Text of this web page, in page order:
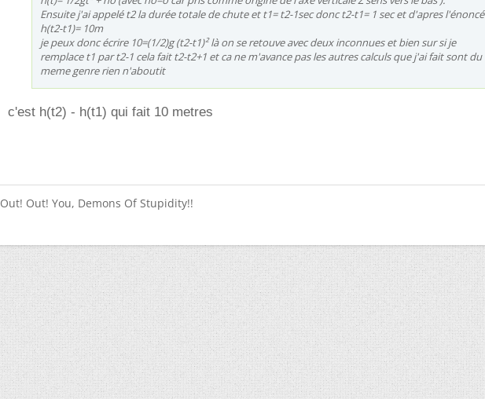
Ensuite j'ai appelé t2 la durée totale de chute et t1= t2-1sec donc t2-t1= 1 sec et d'apres l'énoncé
h(t2-t1)= 10m
je peux donc écrire 10=(1/2)g (t2-t1)² là on se retouve avec deux inconnues et bien sur si je
remplace t1 par t2-1 cela fait t2-t2+1 et ca ne m'avance pas les autres calculs que j'ai fait sont du
meme genre rien n'aboutit
c'est h(t2) - h(t1) qui fait 10 metres
Out! Out! You, Demons Of Stupidity!!